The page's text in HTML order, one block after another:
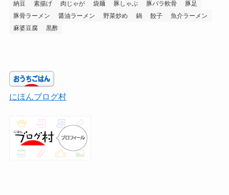
納豆
素揚げ 肉じゃが 袋麺 豚しゃぶ 豚バラ軟骨
豚足
豚骨ラーメン
醤油ラーメン 野菜炒め 鍋 餃子
魚介ラーメン
麻婆豆腐
黒酢
にほんブログ村